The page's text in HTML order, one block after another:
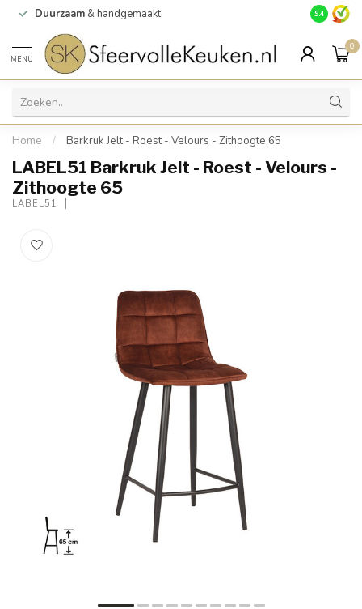
Duurzaam & handgemaakt Gratis
9.4
MENU
0
Home / Barkruk Jelt - Roest - Velours - Zithoogte 65
LABEL51 Barkruk Jelt - Roest - Velours -
Zithoogte 65
LABEL51